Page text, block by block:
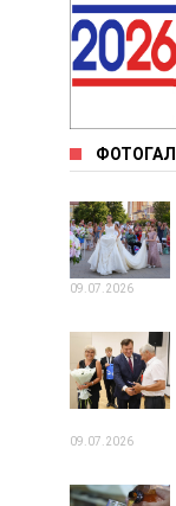
09.07.2026
09.07.2026